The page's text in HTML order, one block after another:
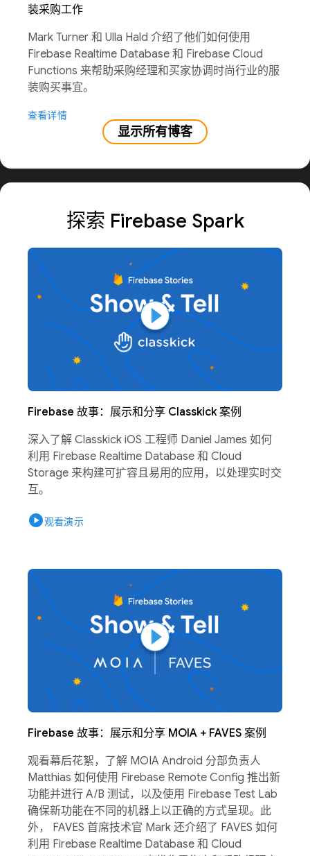
装采购工作
Mark Turner 和 Ulla Hald 介绍了他们如何使用
Firebase Realtime Database 和 Firebase Cloud
Functions 来帮助采购经理和买家协调时尚行业的服
装购买事宜。
查看详情
显示所有博客
探索 Firebase Spark
Firebase 故事：展示和分享 Classkick 案例
深入了解 Classkick iOS 工程师 Daniel James 如何
利用 Firebase Realtime Database 和 Cloud
Storage 来构建可扩容且易用的应用，以处理实时交
互。
play_circle观看演示
Firebase 故事：展示和分享 MOIA + FAVES 案例
观看幕后花絮，了解 MOIA Android 分部负责人
Matthias 如何使用 Firebase Remote Config 推出新
功能并进行 A/B 测试，以及使用 Firebase Test Lab
确保新功能在不同的机器上以正确的方式呈现。此
外， FAVES 首席技术官 Mark 还介绍了 FAVES 如何
利用 Firebase Realtime Database 和 Cloud